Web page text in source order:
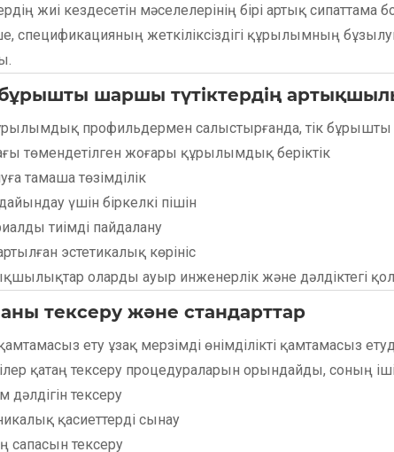
жиі кездесетін мәселелерінің бірі артық
спецификацияның жеткіліксіздігі құрылымның
бұрышты шаршы түтіктердің
профильдермен салыстырғанда, тік
төмендетілген жоғары құрылымдық беріктік
тамаша төзімділік
үшін біркелкі пішін
тиімді пайдалану
эстетикалық көрініс
оларды ауыр инженерлік және дәлдіктегі
тексеру және стандарттар
ету ұзақ мерзімді өнімділікті қамтамасыз
қатаң тексеру процедураларын орындайды, соның
тексеру
қасиеттерді сынау
сапасын тексеру